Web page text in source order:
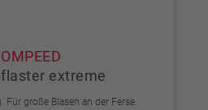
extreme
Für große Blasen an der Ferse.